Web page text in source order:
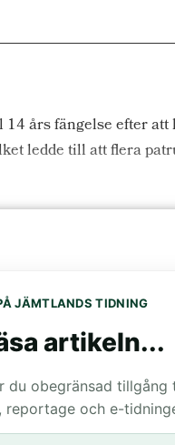
års fängelse efter
ledde till att flera
JÄMTLANDS TIDNING
artikeln...
du obegränsad tillgång
reportage och e-